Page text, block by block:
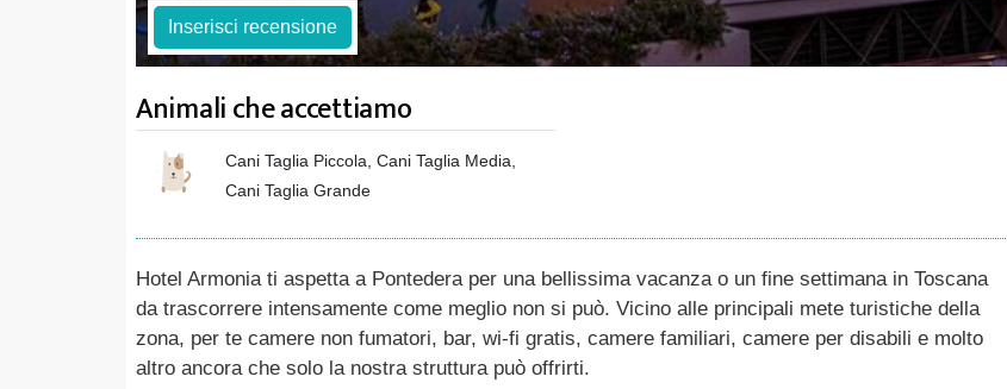
Inserisci recensione
Animali che accettiamo
Cani Taglia Piccola, Cani Taglia Media,
Cani Taglia Grande
Hotel Armonia ti aspetta a Pontedera per una bellissima vacanza o un fine settimana in Toscana
da trascorrere intensamente come meglio non si può. Vicino alle principali mete turistiche della
zona, per te camere non fumatori, bar, wi-fi gratis, camere familiari, camere per disabili e molto
altro ancora che solo la nostra struttura può offrirti.